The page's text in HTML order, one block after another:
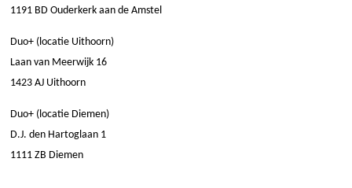
1191 BD Ouderkerk aan de Amstel
Duo+ (locatie Uithoorn)
Laan van Meerwijk 16
1423 AJ Uithoorn
Duo+ (locatie Diemen)
D.J. den Hartoglaan 1
1111 ZB Diemen